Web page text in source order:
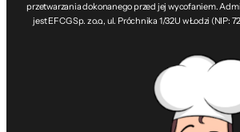
przetwarzania dokonanego przed jej wycofaniem.
jest EFCG Sp. z o.o., ul. Próchnika 1/32U w Łodzi (NIP: